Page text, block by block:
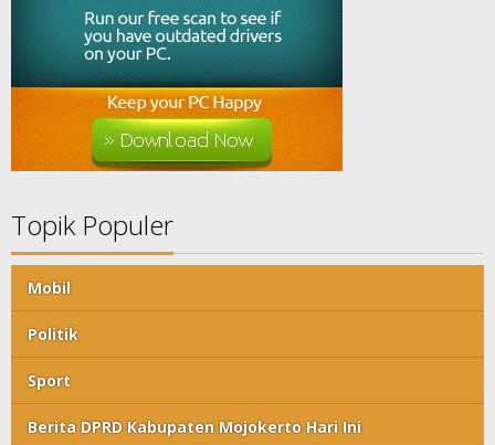
Topik Populer
Mobil
Politik
Sport
Berita DPRD Kabupaten Mojokerto Hari Ini